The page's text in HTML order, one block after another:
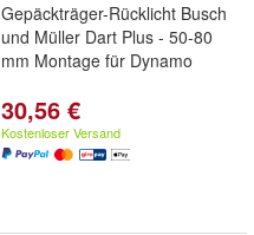
Gepäckträger-Rücklicht Busch
und Müller Dart Plus - 50-80
mm Montage für Dynamo
30,56 €
Kostenloser Versand